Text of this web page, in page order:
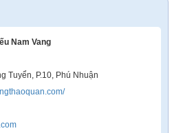
Nam Vang
Tuyển, P.10, Phú Nhuận